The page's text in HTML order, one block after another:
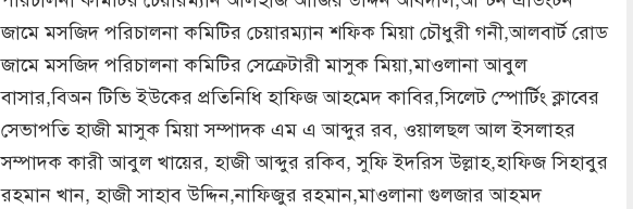
জামে মসজিদ পরিচালনা কমিটির চেয়ারম্যান শফিক মিয়া চৌধুরী গনী,আলবার্ট রোড
জামে মসজিদ পরিচালনা কমিটির সেক্রেটারী মাসুক মিয়া,মাওলানা আবুল
বাসার,বিঅন টিভি ইউকের প্রতিনিধি হাফিজ আহমেদ কাবির,সিলেট স্পোর্টিং ক্লাবের
সেভাপতি হাজী মাসুক মিয়া সম্পাদক এম এ আব্দুর রব, ওয়ালছল আল ইসলাহর
সম্পাদক কারী আবুল খায়ের, হাজী আব্দুর রকিব, সুফি ইদরিস উল্লাহ,হাফিজ সিহাবুর
রহমান খান, হাজী সাহাব উদ্দিন,নাফিজুর রহমান,মাওলানা গুলজার আহমদ